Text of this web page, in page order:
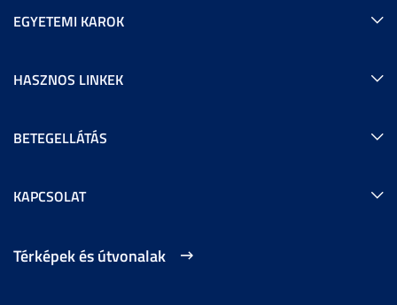
EGYETEMI KAROK
HASZNOS LINKEK
BETEGELLÁTÁS
KAPCSOLAT
Térképek és útvonalak